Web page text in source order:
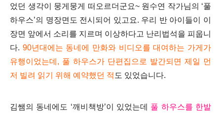
었던 생각이 뭉게뭉게 떠오르더군요~ 원수연 작가님의 ‘풀
하우스’의 명장면도 전시되어 있고요. 우리 반 아이들이 이
장면 앞에서 소리를 지르며 이상하다고 난리법석을 피웁니
다. 90년대에는 동네에 만화와 비디오를 대여하는 가게가
유행이었는데, 풀 하우스가 단편집으로 발간되면 제일 먼
저 빌려 읽기 위해 예약했던 적도 있었습니다.
김쌤의 동네에도 ‘깨비책방’이 있었는데 풀 하우스를 한발